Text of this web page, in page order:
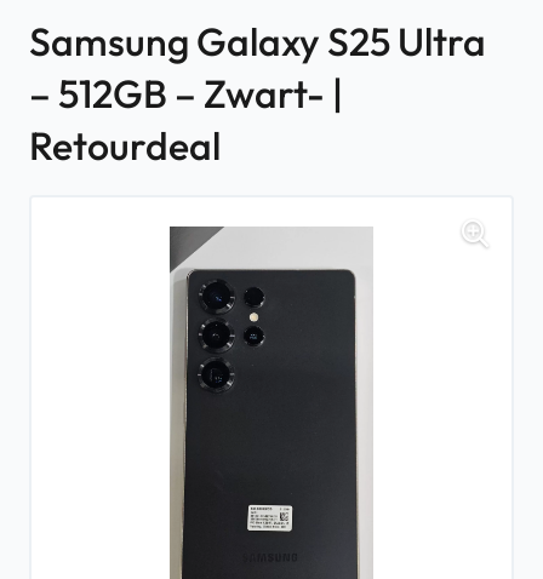
Samsung Galaxy S25 Ultra
– 512GB – Zwart- |
Retourdeal